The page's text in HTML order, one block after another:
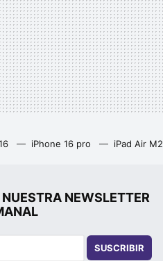
iPhone 16 pro iPad Air
NEWSLETTER
SUSCRIBIR